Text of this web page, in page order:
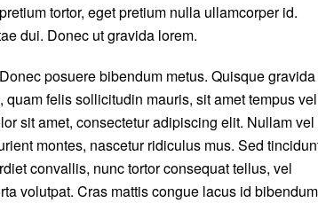
tortor, eget pretium nulla ullamcorper id.
dui. Donec ut gravida lorem.
posuere bibendum metus. Quisque gravida
felis sollicitudin mauris, sit amet tempus
sit amet, consectetur adipiscing elit. Nullam vel
montes, nascetur ridiculus mus. Sed
convallis, nunc tortor consequat tellus, vel
volutpat. Cras mattis congue lacus id